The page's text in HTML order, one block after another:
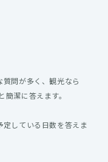
質問が多く、観光なら
潔に答えます。
定している日数を答えま